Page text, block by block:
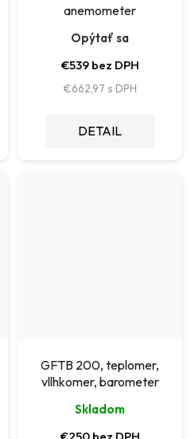
anemometer
Opýtať sa
€539 bez DPH
€662,97
DETAIL
GFTB 200, teplomer,
vllhkomer, barometer
Skladom